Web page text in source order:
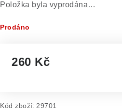
Položka byla vyprodána…
Prodáno
260 Kč
Kód zboží: 29701